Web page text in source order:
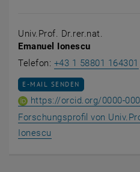
Univ.Prof. Dr.rer.nat.
Emanuel Ionescu
Telefon: +43 1 58801 164301
E-MAIL AN EMANUEL IONESCU
E-MAIL SENDEN
https://orcid.org/0000-
Forschungsprofil von
Ionescu